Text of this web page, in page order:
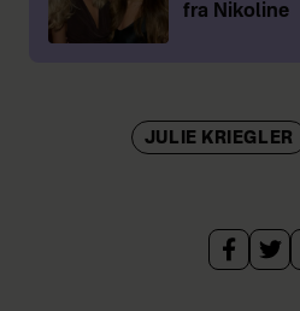
fra Nikoline
JULIE KRIEGLER